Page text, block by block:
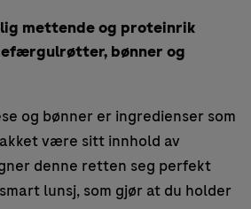
mettende og proteinrik
bønner og
og bønner er ingredienser som
være sitt innhold av
denne retten seg perfekt
lunsj, som gjør at du holder